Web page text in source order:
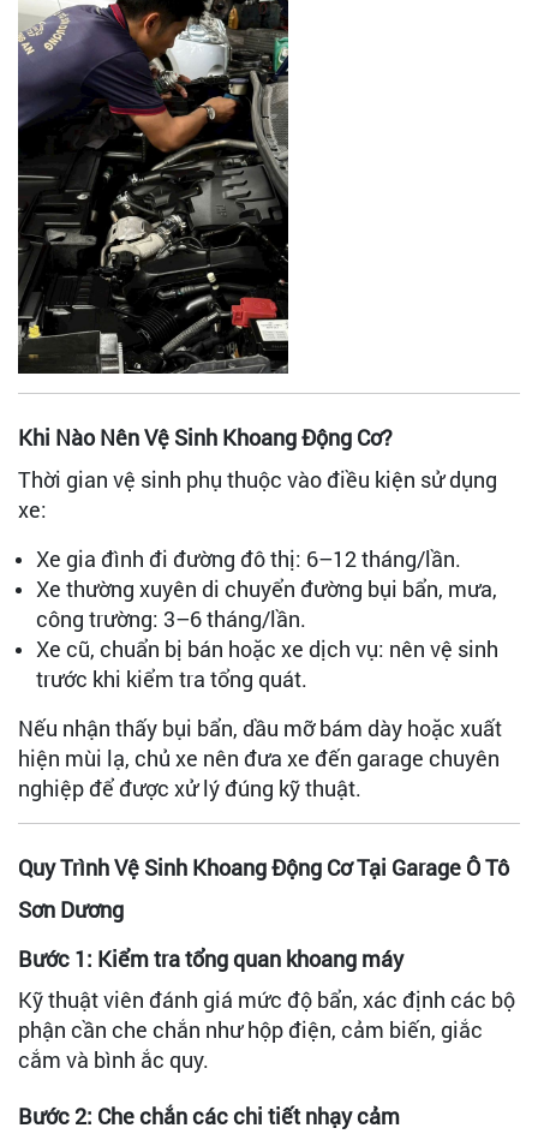
Khi Nào Nên Vệ Sinh Khoang Động Cơ?
Thời gian vệ sinh phụ thuộc vào điều kiện sử dụng
xe:
Xe gia đình đi đường đô thị: 6–12 tháng/lần.
Xe thường xuyên di chuyển đường bụi bẩn, mưa,
công trường: 3–6 tháng/lần.
Xe cũ, chuẩn bị bán hoặc xe dịch vụ: nên vệ sinh
trước khi kiểm tra tổng quát.
Nếu nhận thấy bụi bẩn, dầu mỡ bám dày hoặc xuất
hiện mùi lạ, chủ xe nên đưa xe đến garage chuyên
nghiệp để được xử lý đúng kỹ thuật.
Quy Trình Vệ Sinh Khoang Động Cơ Tại Garage Ô Tô
Sơn Dương
Bước 1: Kiểm tra tổng quan khoang máy
Kỹ thuật viên đánh giá mức độ bẩn, xác định các bộ
phận cần che chắn như hộp điện, cảm biến, giắc
cắm và bình ắc quy.
Bước 2: Che chắn các chi tiết nhạy cảm